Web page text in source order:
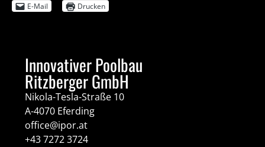
E-Mail
Drucken
Innovativer Poolbau
Ritzberger GmbH
Nikola-Tesla-Straße 10
A-4070 Eferding
office@ipor.at
+43 7272 3724